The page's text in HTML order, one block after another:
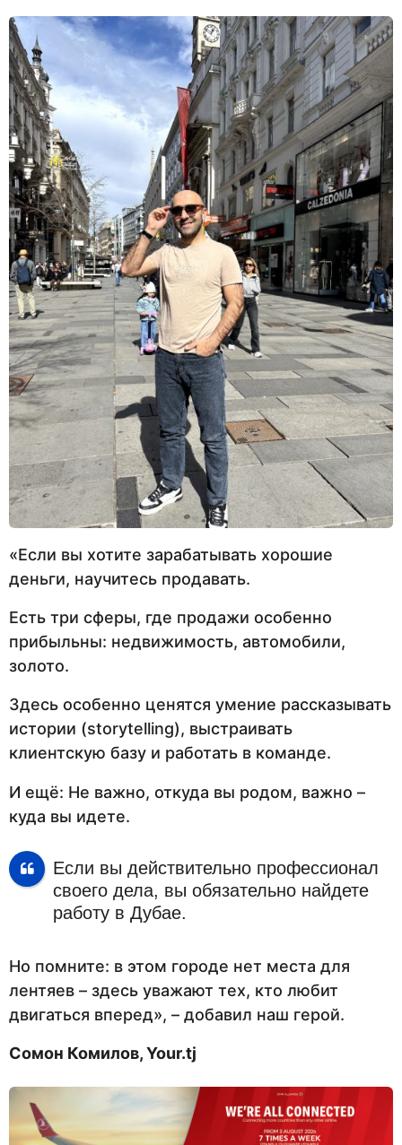
«Если вы хотите зарабатывать хорошие
деньги, научитесь продавать.
Есть три сферы, где продажи особенно
прибыльны: недвижимость, автомобили,
золото.
Здесь особенно ценятся умение рассказывать
истории (storytelling), выстраивать
клиентскую базу и работать в команде.
И ещё: Не важно, откуда вы родом, важно –
куда вы идете.
Если вы действительно профессионал
своего дела, вы обязательно найдете
работу в Дубае.
Но помните: в этом городе нет места для
лентяев – здесь уважают тех, кто любит
двигаться вперед», – добавил наш герой.
Сомон Комилов, Your.tj